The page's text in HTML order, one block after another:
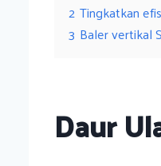
2 Tingkatkan
3 Baler vertikal
Daur